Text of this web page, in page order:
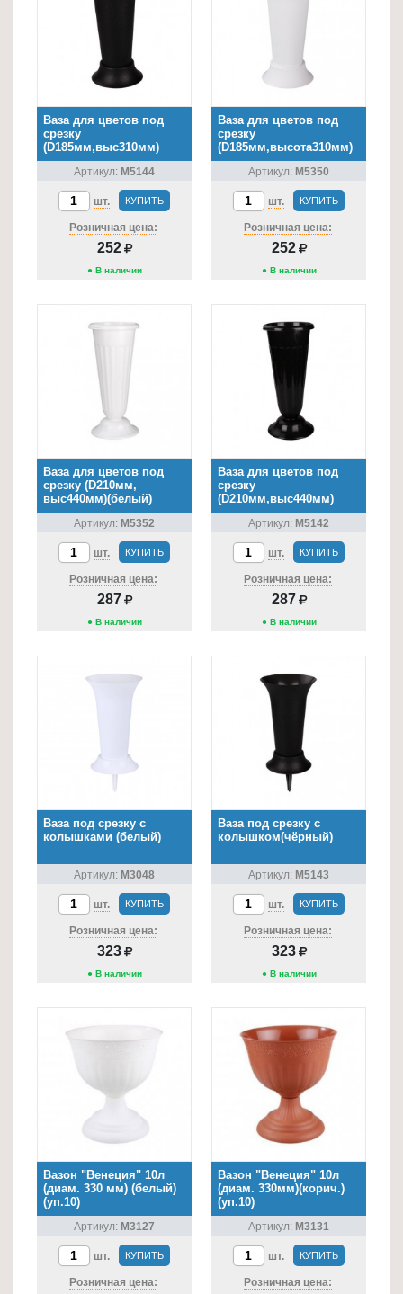
Ваза для цветов под
срезку
(D185мм,выс310мм)
(чёрный)
Артикул: М5144
шт. КУПИТЬ
Розничная цена:
252
● В наличии
Ваза для цветов под
срезку
(D185мм,высота310мм)
(белый)
Артикул: М5350
шт. КУПИТЬ
Розничная цена:
252
● В наличии
Ваза для цветов под
срезку (D210мм,
выс440мм)(белый)
Артикул: М5352
шт. КУПИТЬ
Розничная цена:
287
● В наличии
Ваза для цветов под
срезку
(D210мм,выс440мм)
(чёрный)
Артикул: М5142
шт. КУПИТЬ
Розничная цена:
287
● В наличии
Ваза под срезку с
колышками (белый)
Артикул: М3048
шт. КУПИТЬ
Розничная цена:
323
● В наличии
Ваза под срезку с
колышком(чёрный)
Артикул: М5143
шт. КУПИТЬ
Розничная цена:
323
● В наличии
Вазон "Венеция" 10л
(диам. 330 мм) (белый)
(уп.10)
Артикул: М3127
шт. КУПИТЬ
Розничная цена:
Вазон "Венеция" 10л
(диам. 330мм)(корич.)
(уп.10)
Артикул: М3131
шт. КУПИТЬ
Розничная цена: